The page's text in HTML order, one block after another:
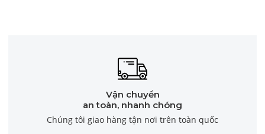
Vận chuyển
an toàn, nhanh chóng
Chúng tôi giao hàng tận nơi trên toàn quốc